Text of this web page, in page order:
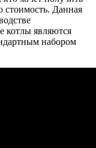
стоимость. Данная
котлы являются
набором